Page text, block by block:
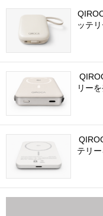
ッテ
リー
テリ